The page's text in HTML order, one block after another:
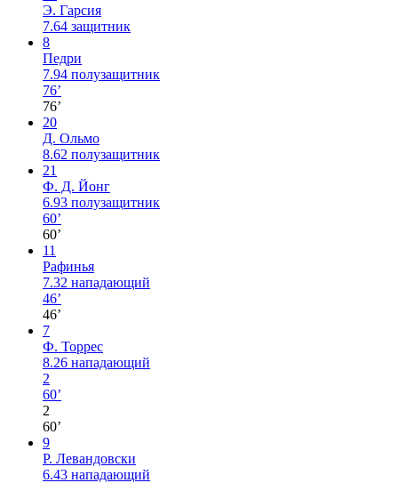
Э. Гарсия
7.64 защитник
8
Педри
7.94 полузащитник
76’
76’
20
Д. Ольмо
8.62 полузащитник
21
Ф. Д. Йонг
6.93 полузащитник
60’
60’
11
Рафинья
7.32 нападающий
46’
46’
7
Ф. Торрес
8.26 нападающий
2
60’
2
60’
9
Р. Левандовски
6.43 нападающий